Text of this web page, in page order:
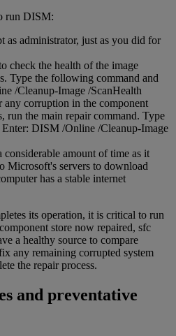
run DISM:
as administrator, just as you did for
check the health of the image
Type the following command and
/Cleanup-Image /ScanHealth
corruption in the component
run the main repair command. Type
DISM /Online /Cleanup-Image
considerable amount of time as it
Microsoft's servers to download
has a stable internet
its operation, it is critical to run
store now repaired, sfc
a healthy source to compare
any remaining corrupted system
the repair process.
and preventative